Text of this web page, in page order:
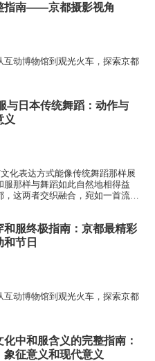
指南——京都摄影视角
动博物馆到观光火车，探索京都
与日本传统舞蹈：动作与
义
化表达方式能像传统舞蹈那样展
那样与舞蹈如此自然地相得益
这两者交织融合，宛如一首流动
和服终极指南：京都最精彩
和节日
动博物馆到观光火车，探索京都
化中和服含义的完整指南：
象征意义和现代意义